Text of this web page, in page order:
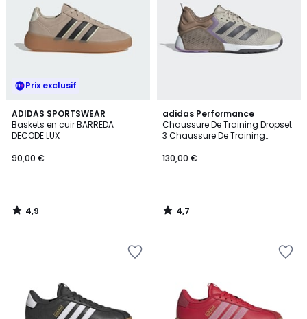
Prix exclusif
ADIDAS SPORTSWEAR
Baskets en cuir BARREDA
DECODE LUX
90,00 €
4,9
/ 5
4,9
/
adidas Performance
Chaussure De Training Dropset
3 Chaussure De Training
130,00 €
4,7
/ 5
4,7
/